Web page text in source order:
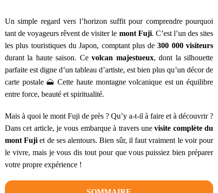
Un simple regard vers l’horizon suffit pour comprendre pourquoi
tant de voyageurs rêvent de visiter le mont Fuji. C’est l’un des sites
les plus touristiques du Japon, comptant plus de300 000 visiteurs
durant la haute saison. Cevolcan majestueux, dont la silhouette
parfaite est digne d’un tableau d’artiste, est bien plus qu’un décor de
carte postale 🗻​ Cette haute montagne volcanique est un équilibre
entre force, beauté et spiritualité.
Mais à quoi le mont Fuji de près ? Qu’y a-t-il à faire et à découvrir ?
Dans cet article, je vous embarque à travers unevisite complète du
mont Fujiet de ses alentours. Bien sûr, il faut vraiment le voir pour
le vivre, mais je vous dis tout pour que vous puissiez bien préparer
votre propre expérience !